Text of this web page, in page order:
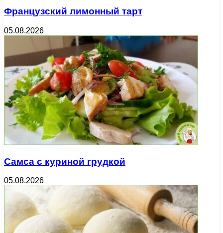
Французский лимонный тарт
05.08.2026
Самса с куриной грудкой
05.08.2026